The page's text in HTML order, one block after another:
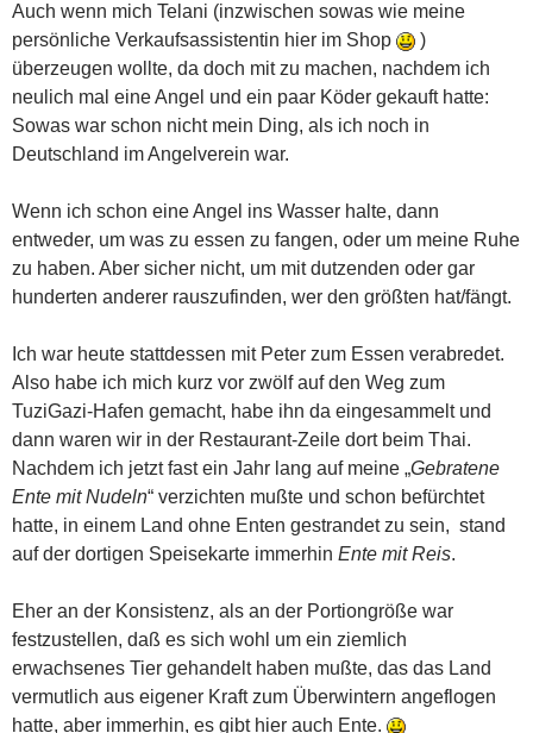
Auch wenn mich Telani (inzwischen sowas wie meine
persönliche Verkaufsassistentin hier im Shop
)
überzeugen wollte, da doch mit zu machen, nachdem ich
neulich mal eine Angel und ein paar Köder gekauft hatte:
Sowas war schon nicht mein Ding, als ich noch in
Deutschland im Angelverein war.
Wenn ich schon eine Angel ins Wasser halte, dann
entweder, um was zu essen zu fangen, oder um meine Ruhe
zu haben. Aber sicher nicht, um mit dutzenden oder gar
hunderten anderer rauszufinden, wer den größten hat/fängt.
Ich war heute stattdessen mit Peter zum Essen verabredet.
Also habe ich mich kurz vor zwölf auf den Weg zum
TuziGazi-Hafen gemacht, habe ihn da eingesammelt und
dann waren wir in der Restaurant-Zeile dort beim Thai.
Nachdem ich jetzt fast ein Jahr lang auf meine „Gebratene
Ente mit Nudeln“ verzichten mußte und schon befürchtet
hatte, in einem Land ohne Enten gestrandet zu sein, stand
auf der dortigen Speisekarte immerhin Ente mit Reis.
Eher an der Konsistenz, als an der Portiongröße war
festzustellen, daß es sich wohl um ein ziemlich
erwachsenes Tier gehandelt haben mußte, das das Land
vermutlich aus eigener Kraft zum Überwintern angeflogen
hatte, aber immerhin, es gibt hier auch Ente.